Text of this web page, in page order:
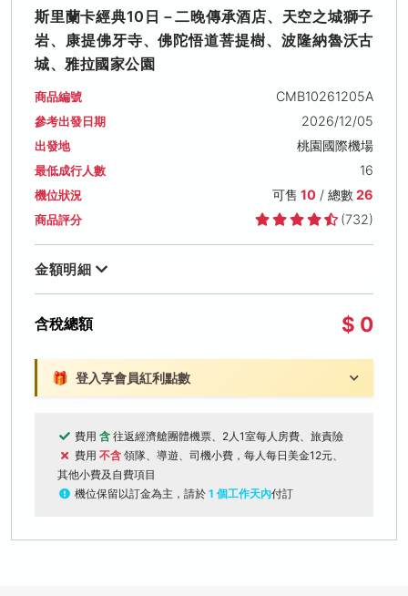
斯里蘭卡經典10日－二晚傳承酒店、天空之城獅子
岩、康提佛牙寺、佛陀悟道菩提樹、波隆納魯沃古
城、雅拉國家公園
商品編號 CMB10261205A
參考出發日期 2026/12/05
出發地 桃園國際機場
最低成行人數 16
機位狀況 可售 10/ 總數26
商品評分 (732)
金額明細
含稅總額 $ 0
🎁 登入享會員紅利點數
費用 含 往返經濟艙團體機票、2人1室每人房費、旅責險
費用 不含 領隊、導遊、司機小費，每人每日美金12元、
其他小費及自費項目
機位保留以訂金為主，請於 1 個工作天內付訂